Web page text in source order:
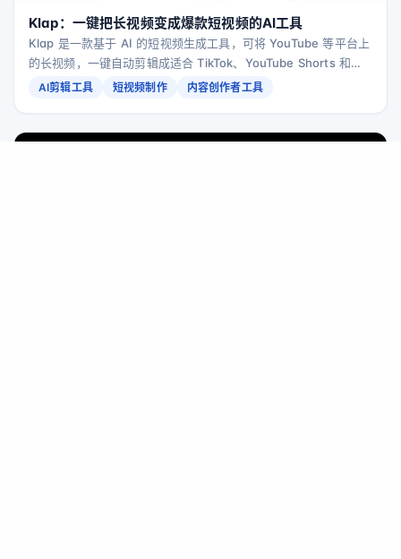
Klap：一键把长视频变成爆款短视频的AI工具
Klap 是一款基于 AI 的短视频生成工具，可将 YouTube 等平台上
的长视频，一键自动剪辑成适合 TikTok、YouTube Shorts 和
Reels 的竖屏短视频，帮助创作者高效产出高互动的爆款内容。
AI剪辑工具 短视频制作 内容创作者工具